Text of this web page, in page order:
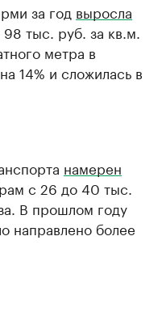
за год выросла
тыс. руб. за кв.м.
метра в
14% и сложилась в
намерен
с 26 до 40 тыс.
В прошлом году
направлено более